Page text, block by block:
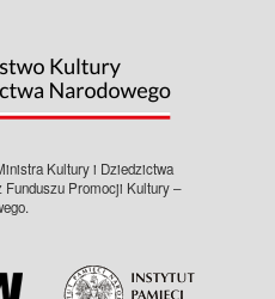
Kultury i Dziedzictwa
Funduszu Promocji Kultury –